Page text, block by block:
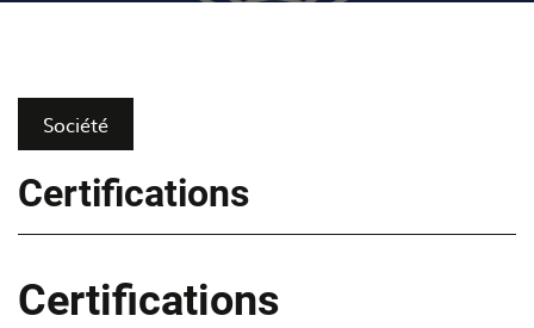
Société
Certifications
Certifications